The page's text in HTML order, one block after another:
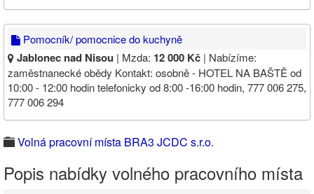
Pomocník/ pomocnice do kuchyně
Jablonec nad Nisou | Mzda: 12 000 Kč | Nabízíme:
zaměstnanecké obědy Kontakt: osobně - HOTEL NA BAŠTĚ od
10:00 - 12:00 hodin telefonicky od 8:00 -16:00 hodin, 777 006 275,
777 006 294
Volná pracovní místa BRA3 JCDC s.r.o.
Popis nabídky volného pracovního místa